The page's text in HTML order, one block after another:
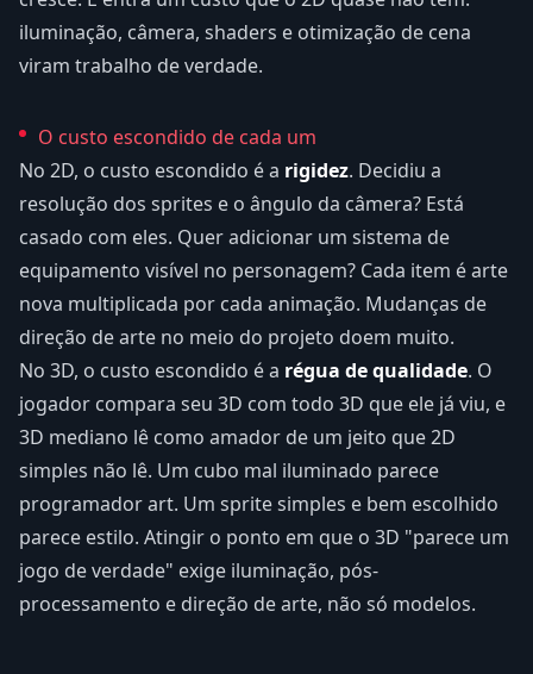
iluminação, câmera, shaders e otimização de cena
viram trabalho de verdade.
O custo escondido de cada um
No 2D, o custo escondido é a rigidez. Decidiu a
resolução dos sprites e o ângulo da câmera? Está
casado com eles. Quer adicionar um sistema de
equipamento visível no personagem? Cada item é arte
nova multiplicada por cada animação. Mudanças de
direção de arte no meio do projeto doem muito.
No 3D, o custo escondido é a régua de qualidade. O
jogador compara seu 3D com todo 3D que ele já viu, e
3D mediano lê como amador de um jeito que 2D
simples não lê. Um cubo mal iluminado parece
programador art. Um sprite simples e bem escolhido
parece estilo. Atingir o ponto em que o 3D "parece um
jogo de verdade" exige iluminação, pós-
processamento e direção de arte, não só modelos.